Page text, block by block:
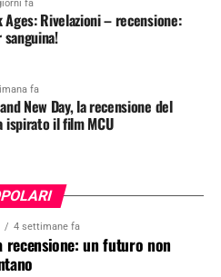
fa
Ages: Rivelazioni – recensione:
sanguina!
fa
New Day, la recensione del
ispirato il film MCU
4 settimane fa
recensione: un futuro non